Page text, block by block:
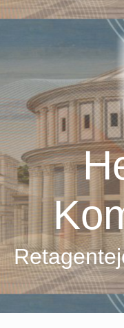
Skip